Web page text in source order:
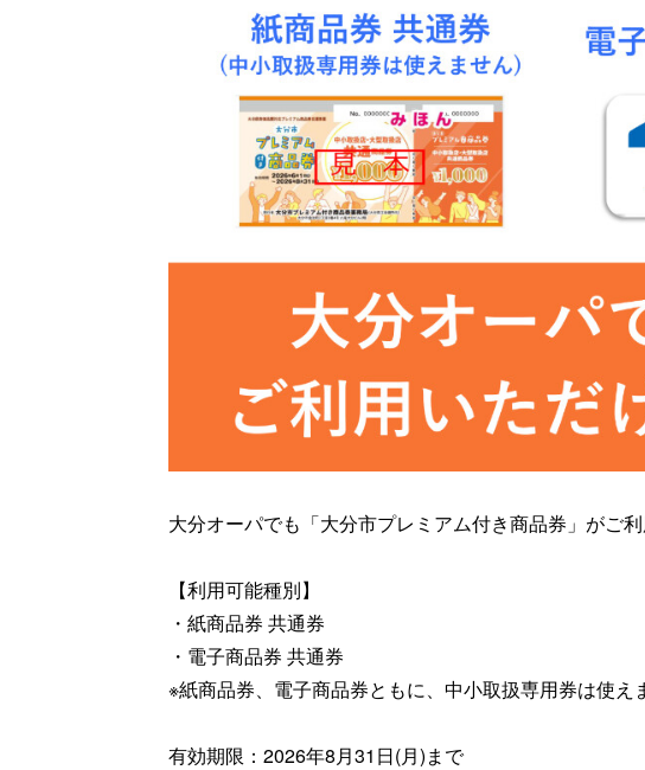
大分オーパでも「大分市プレミアム付き商品券」がご利
【利用可能種別】
・紙商品券 共通券
・電子商品券 共通券
※紙商品券、電子商品券ともに、中小取扱専用券は使え
有効期限：2026年8月31日(月)まで